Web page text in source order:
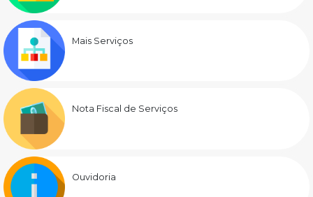
Mais Serviços
Nota Fiscal de Serviços
Ouvidoria